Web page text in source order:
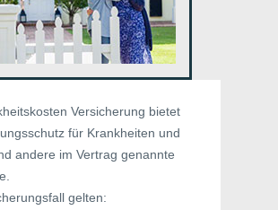
Versicherung bietet
für Krankheiten und
andere im Vertrag genannte
gelten: